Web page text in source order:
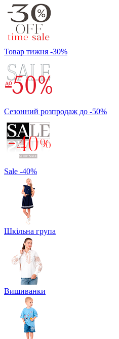
Товар тижня -30%
Сезонний розпродаж до -50%
Sale -40%
Шкільна група
Вишиванки